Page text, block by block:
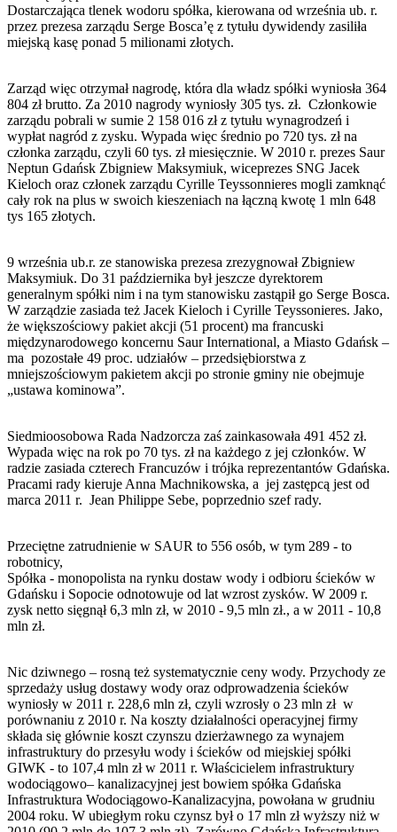
Dostarczająca tlenek wodoru spółka, kierowana od września ub. r.
przez prezesa zarządu Serge Bosca’ę z tytułu dywidendy zasiliła
miejską kasę ponad 5 milionami złotych.
Zarząd więc otrzymał nagrodę, która dla władz spółki wyniosła 364
804 zł brutto. Za 2010 nagrody wyniosły 305 tys. zł. Członkowie
zarządu pobrali w sumie 2 158 016 zł z tytułu wynagrodzeń i
wypłat nagród z zysku. Wypada więc średnio po 720 tys. zł na
członka zarządu, czyli 60 tys. zł miesięcznie. W 2010 r. prezes Saur
Neptun Gdańsk Zbigniew Maksymiuk, wiceprezes SNG Jacek
Kieloch oraz członek zarządu Cyrille Teyssonnieres mogli zamknąć
cały rok na plus w swoich kieszeniach na łączną kwotę 1 mln 648
tys 165 złotych.
9 września ub.r. ze stanowiska prezesa zrezygnował Zbigniew
Maksymiuk. Do 31 października był jeszcze dyrektorem
generalnym spółki nim i na tym stanowisku zastąpił go Serge Bosca.
W zarządzie zasiada też Jacek Kieloch i Cyrille Teyssonieres. Jako,
że większościowy pakiet akcji (51 procent) ma francuski
międzynarodowego koncernu Saur International, a Miasto Gdańsk –
ma pozostałe 49 proc. udziałów – przedsiębiorstwa z
mniejszościowym pakietem akcji po stronie gminy nie obejmuje
„ustawa kominowa”.
Siedmioosobowa Rada Nadzorcza zaś zainkasowała 491 452 zł.
Wypada więc na rok po 70 tys. zł na każdego z jej członków. W
radzie zasiada czterech Francuzów i trójka reprezentantów Gdańska.
Pracami rady kieruje Anna Machnikowska, a jej zastępcą jest od
marca 2011 r. Jean Philippe Sebe, poprzednio szef rady.
Przeciętne zatrudnienie w SAUR to 556 osób, w tym 289 - to
robotnicy,
Spółka - monopolista na rynku dostaw wody i odbioru ścieków w
Gdańsku i Sopocie odnotowuje od lat wzrost zysków. W 2009 r.
zysk netto sięgnął 6,3 mln zł, w 2010 - 9,5 mln zł., a w 2011 - 10,8
mln zł.
Nic dziwnego – rosną też systematycznie ceny wody. Przychody ze
sprzedaży usług dostawy wody oraz odprowadzenia ścieków
wyniosły w 2011 r. 228,6 mln zł, czyli wzrosły o 23 mln zł w
porównaniu z 2010 r. Na koszty działalności operacyjnej firmy
składa się głównie koszt czynszu dzierżawnego za wynajem
infrastruktury do przesyłu wody i ścieków od miejskiej spółki
GIWK - to 107,4 mln zł w 2011 r. Właścicielem infrastruktury
wodociągowo– kanalizacyjnej jest bowiem spółka Gdańska
Infrastruktura Wodociągowo-Kanalizacyjna, powołana w grudniu
2004 roku. W ubiegłym roku czynsz był o 17 mln zł wyższy niż w